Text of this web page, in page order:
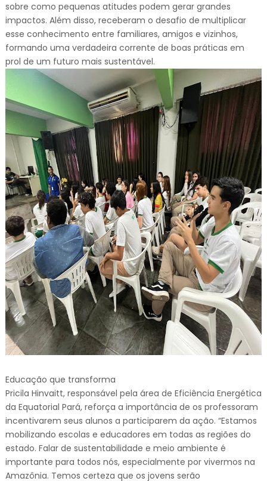
sobre como pequenas atitudes podem gerar grandes
impactos. Além disso, receberam o desafio de multiplicar
esse conhecimento entre familiares, amigos e vizinhos,
formando uma verdadeira corrente de boas práticas em
prol de um futuro mais sustentável.
Educação que transforma
Pricila Hinvaitt, responsável pela área de Eficiência Energética
da Equatorial Pará, reforça a importância de os professoram
incentivarem seus alunos a participarem da ação. “Estamos
mobilizando escolas e educadores em todas as regiões do
estado. Falar de sustentabilidade e meio ambiente é
importante para todos nós, especialmente por vivermos na
Amazônia. Temos certeza que os jovens serão